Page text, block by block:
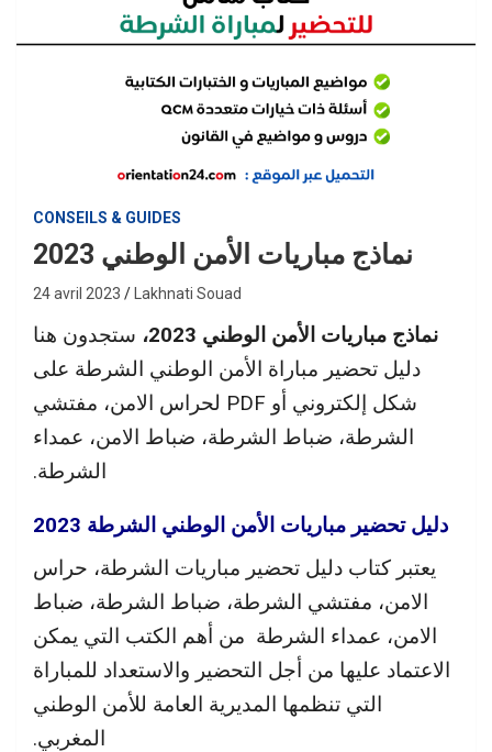
CONSEILS & GUIDES
نماذج مباريات الأمن الوطني 2023
24 avril 2023 Lakhnati Souad
نماذج مباريات الأمن الوطني 2023،
ستجدون هنا
دليل تحضير مباراة الأمن الوطني الشرطة على
شكل إلكتروني أو PDF لحراس الامن، مفتشي
الشرطة، ضباط الشرطة، ضباط الامن، عمداء
الشرطة.
دليل تحضير مباريات الأمن الوطني الشرطة 2023
يعتبر كتاب دليل تحضير مباريات الشرطة، حراس
الامن، مفتشي الشرطة، ضباط الشرطة، ضباط
الامن، عمداء الشرطة من أهم الكتب التي يمكن
الاعتماد عليها من أجل التحضير والاستعداد للمباراة
التي تنظمها المديرية العامة للأمن الوطني
المغربي.